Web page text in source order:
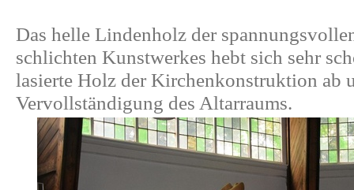
Das helle Lindenholz der
schlichten Kunstwerkes hebt sich sehr
lasierte Holz der Kirchenkonstruktion ab
Vervollständigung des Altarraums.